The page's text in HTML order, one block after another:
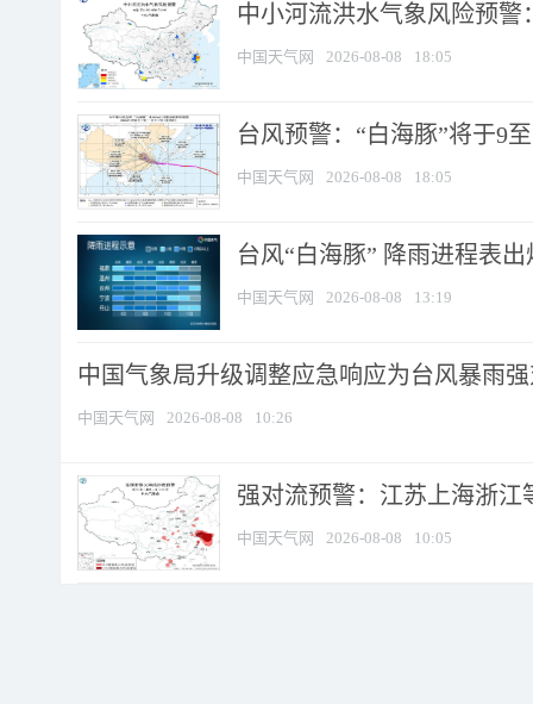
中小河流洪水气象风险预
中国天气网 2026-08-08 18:05
台风预警：“白海豚”将于9
中国天气网 2026-08-08 18:05
台风“白海豚” 降雨进程表
中国天气网 2026-08-08 13:19
中国气象局升级调整应急响应为台风暴雨
中国天气网 2026-08-08 10:26
强对流预警：江苏上海浙江
中国天气网 2026-08-08 10:05